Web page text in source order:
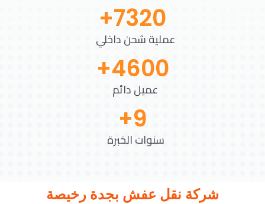
+7320
عملية شحن داخلي
+4600
عميل دائم
+9
سنوات الخبرة
شركة نقل عفش بجدة رخيصة